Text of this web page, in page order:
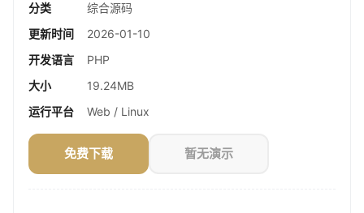
分类
综合源码
更新时间
2026-01-10
开发语言
PHP
大小
19.24MB
运行平台
Web / Linux
免费下载 暂无演示